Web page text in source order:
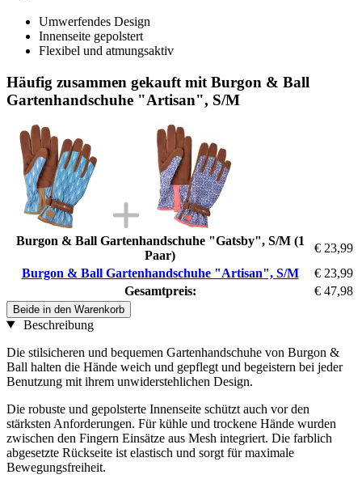
Umwerfendes Design
Innenseite gepolstert
Flexibel und atmungsaktiv
Häufig zusammen gekauft mit Burgon & Ball
Gartenhandschuhe "Artisan", S/M
Burgon & Ball Gartenhandschuhe "Gatsby", S/M (1
Paar)
€ 23,99
Burgon & Ball Gartenhandschuhe "Artisan", S/M
€ 23,99
Gesamtpreis:
€ 47,98
Beide in den Warenkorb
Beschreibung
Die stilsicheren und bequemen Gartenhandschuhe von Burgon &
Ball halten die Hände weich und gepflegt und begeistern bei jeder
Benutzung mit ihrem unwiderstehlichen Design.
Die robuste und gepolsterte Innenseite schützt auch vor den
stärksten Anforderungen. Für kühle und trockene Hände wurden
zwischen den Fingern Einsätze aus Mesh integriert. Die farblich
abgesetzte Rückseite ist elastisch und sorgt für maximale
Bewegungsfreiheit.